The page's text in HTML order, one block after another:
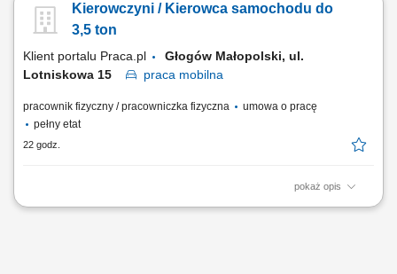
przesyłek pocztowych, w tym praca fizyczna. Doręczanie paczek oraz
prowadzenie dokumentacji dostaw. Odpowiedzialność za powierzone
Kierowczyni / Kierowca samochodu do
3,5 ton
Klient portalu Praca.pl
Głogów Małopolski, ul.
Lotniskowa 15
praca mobilna
pracownik fizyczny / pracowniczka fizyczna
umowa o pracę
pełny etat
22 godz.
pokaż opis
Kierowanie pojazdem do 3,5 tony, sprawowanie opieki nad